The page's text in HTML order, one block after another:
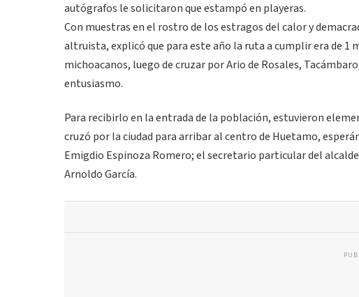
autógrafos le solicitaron que estampó en playeras.
Con muestras en el rostro de los estragos del calor y
altruista, explicó que para este año la ruta a cumplir era de
michoacanos, luego de cruzar por Ario de Rosales,
entusiasmo.
Para recibirlo en la entrada de la población, estuvieron
cruzó por la ciudad para arribar al centro de Huetamo,
Emigdio Espinoza Romero; el secretario particular del
Arnoldo García.